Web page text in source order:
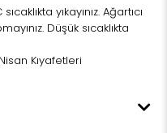
yıkayınız. Ağartıcı
Düşük sıcaklıkta
Kıyafetleri